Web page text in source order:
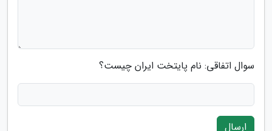
سوال اتفاقی: نام پایتخت ایران چیست؟
ارسال